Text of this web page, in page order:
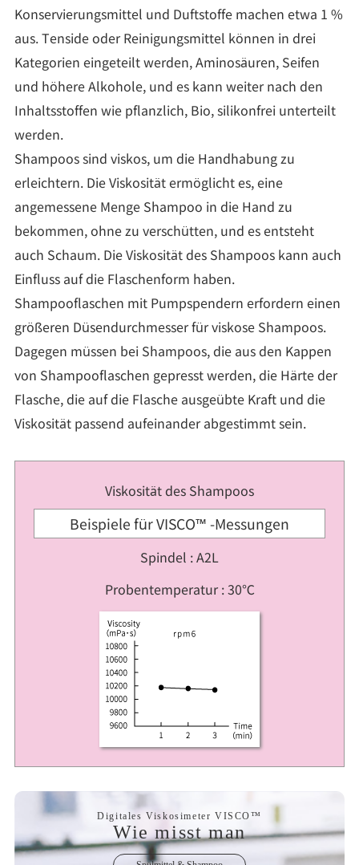
Konservierungsmittel und Duftstoffe machen etwa 1 %
aus. Tenside oder Reinigungsmittel können in drei
Kategorien eingeteilt werden, Aminosäuren, Seifen
und höhere Alkohole, und es kann weiter nach den
Inhaltsstoffen wie pflanzlich, Bio, silikonfrei unterteilt
werden.
Shampoos sind viskos, um die Handhabung zu
erleichtern. Die Viskosität ermöglicht es, eine
angemessene Menge Shampoo in die Hand zu
bekommen, ohne zu verschütten, und es entsteht
auch Schaum. Die Viskosität des Shampoos kann auch
Einfluss auf die Flaschenform haben.
Shampooflaschen mit Pumpspendern erfordern einen
größeren Düsendurchmesser für viskose Shampoos.
Dagegen müssen bei Shampoos, die aus den Kappen
von Shampooflaschen gepresst werden, die Härte der
Flasche, die auf die Flasche ausgeübte Kraft und die
Viskosität passend aufeinander abgestimmt sein.
Viskosität des Shampoos
Beispiele für VISCO™ -Messungen
Spindel : A2L
Probentemperatur : 30℃
Digitales Viskosimeter VISCO™
Wie misst man